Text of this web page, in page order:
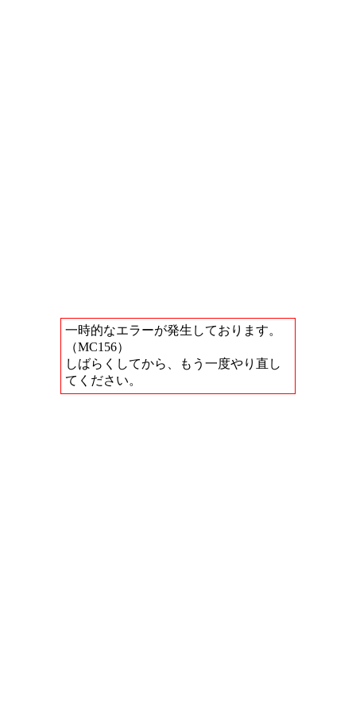
一時的なエラーが発生しております。
（MC156）
しばらくしてから、もう一度やり直し
てください。